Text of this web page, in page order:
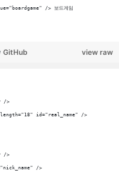
/> 보드게임
view raw
GitHub
/>
id="real_name" />
/>
/>